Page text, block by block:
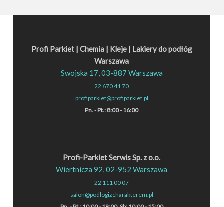
Tarcza Turbo
Profi Parkiet | Chemia | Kleje | Lakiery do podłóg
Warszawa
Swojska 17, 03-887 Warszawa
22 670 41 70
profiparkiet@profiparkiet.pl
Pn. - Pt.: 8:00 - 16:00
Profi-Parkiet Serwis Sp. z o.o.
Wiertnicza 92, 02-952 Warszawa
22 111 00 07
salon@podlogizcharakterem.pl